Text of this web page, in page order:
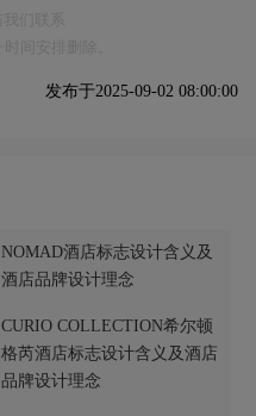
发布于2025-09-02 08:00:00
NOMAD酒店标志设计含义及
酒店品牌设计理念
CURIO COLLECTION希尔顿
格芮酒店标志设计含义及酒店
品牌设计理念